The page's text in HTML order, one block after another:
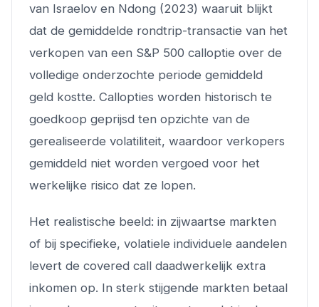
van Israelov en Ndong (2023) waaruit blijkt
dat de gemiddelde rondtrip-transactie van het
verkopen van een S&P 500 calloptie over de
volledige onderzochte periode gemiddeld
geld kostte. Callopties worden historisch te
goedkoop geprijsd ten opzichte van de
gerealiseerde volatiliteit, waardoor verkopers
gemiddeld niet worden vergoed voor het
werkelijke risico dat ze lopen.
Het realistische beeld: in zijwaartse markten
of bij specifieke, volatiele individuele aandelen
levert de covered call daadwerkelijk extra
inkomen op. In sterk stijgende markten betaal